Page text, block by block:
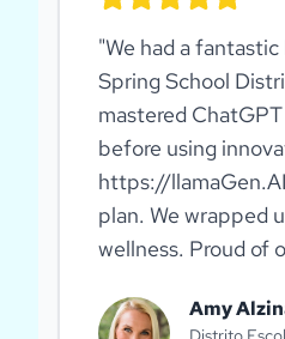
"We had a
Spring School
mastered
before using
https://
plan. We wrapped
wellness. Proud of
Amy